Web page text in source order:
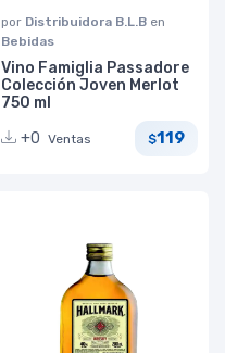
por Distribuidora B.L.B en
Bebidas
Vino Famiglia Passadore
Colección Joven Merlot
750 ml
+0 Ventas $119